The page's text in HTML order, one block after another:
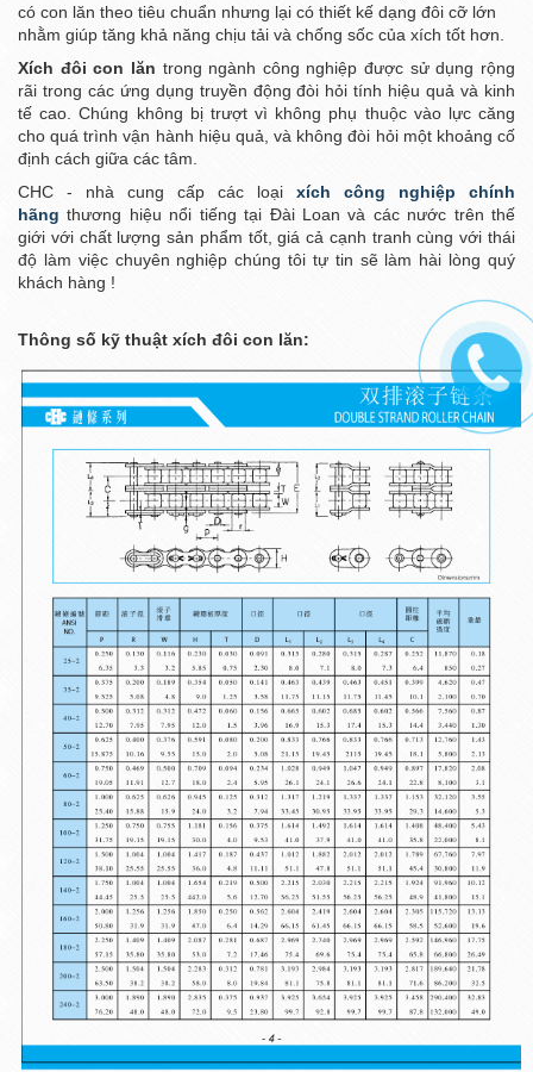
có con lăn theo tiêu chuẩn nhưng lại có thiết kế dạng đôi cỡ lớn
nhằm giúp tăng khả năng chịu tải và chống sốc của xích tốt hơn.
Xích đôi con lăn trong ngành công nghiệp được sử dụng rộng
rãi trong các ứng dụng truyền động đòi hỏi tính hiệu quả và kinh
tế cao. Chúng không bị trượt vì không phụ thuộc vào lực căng
cho quá trình vận hành hiệu quả, và không đòi hỏi một khoảng cố
định cách giữa các tâm.
CHC - nhà cung cấp các loại
xích công nghiệp chính
hãng thương hiệu nổi tiếng tại Đài Loan và các nước trên thế
giới với chất lượng sản phẩm tốt, giá cả cạnh tranh cùng với thái
độ làm việc chuyên nghiệp chúng tôi tự tin sẽ làm hài lòng quý
khách hàng !
Thông số kỹ thuật xích đôi con lăn: